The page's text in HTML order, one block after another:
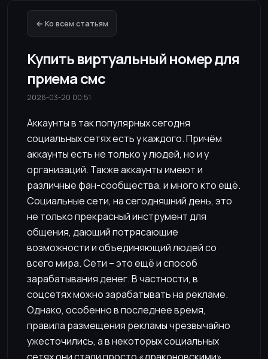
← Ко всем статьям
Купить виртуальный номер для
приема смс
2026-03-20 00:51
Аккаунты в так популярных сегодня
социальных сетях есть у каждого. Причём
аккаунты есть не только у людей, но и у
организаций. Также аккаунты имеют и
различные фан-сообщества, и много кто ещё.
Социальные сети, на сегодняшний день, это
не только прекрасный инструмент для
общения, дающий потрясающие
возможности и объединяющий людей со
всего мира. Сети – это ещё и способ
зарабатывания денег. В частности, в
соцсетях можно зарабатывать на рекламе.
Однако, особенно в последнее время,
правила размещения рекламы чрезвычайно
ужесточились, а в некоторых социальных